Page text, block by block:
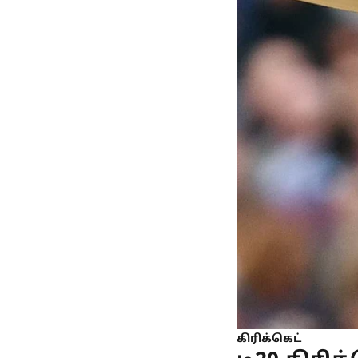
கிரிக்கெட்